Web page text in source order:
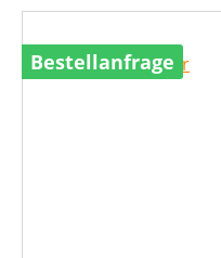
Bestellanfrage